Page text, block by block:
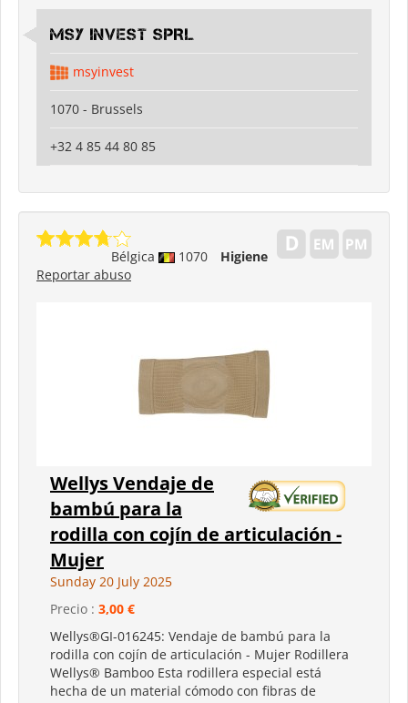
MSY INVEST SPRL
msyinvest
1070 - Brussels
+32 4 85 44 80 85
Bélgica 1070
Higiene
Reportar abuso
Wellys Vendaje de
bambú para la
rodilla con cojín de articulación -
Mujer
Sunday 20 July 2025
Precio : 3,00 €
Wellys®GI-016245: Vendaje de bambú para la
rodilla con cojín de articulación - Mujer Rodillera
Wellys® Bamboo Esta rodillera especial está
hecha de un material cómodo con fibras de